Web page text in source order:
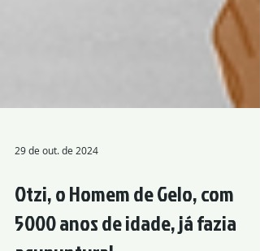
Otzi, o Homem de Gelo, com